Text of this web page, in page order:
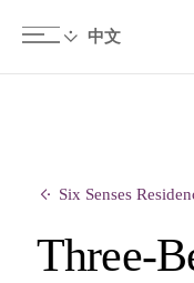
Six Senses
Three-